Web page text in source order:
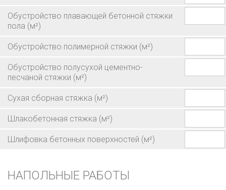
Обустройство плавающей бетонной стяжки
пола (м²)
Обустройство полимерной стяжки (м²)
Обустройство полусухой цементно-
песчаной стяжки (м²)
Сухая сборная стяжка (м²)
Шлакобетонная стяжка (м²)
Шлифовка бетонных поверхностей (м²)
НАПОЛЬНЫЕ РАБОТЫ